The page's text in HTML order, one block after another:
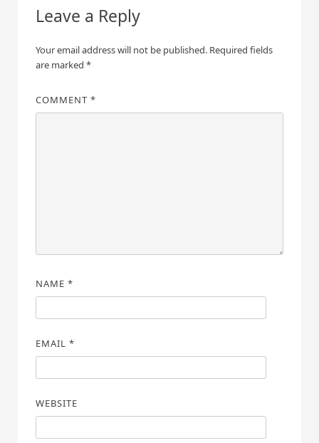
Leave a Reply
Your email address will not be published. Required fields
are marked *
COMMENT *
NAME *
EMAIL *
WEBSITE